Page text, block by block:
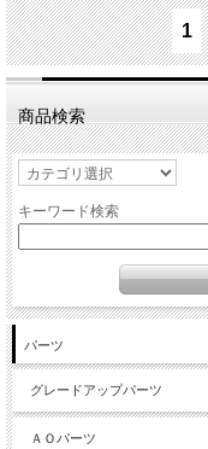
1
商品検索
キーワード検索
パーツ
グレードアップパーツ
ＡＯパーツ